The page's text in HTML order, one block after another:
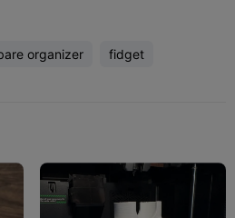
organizer fidget